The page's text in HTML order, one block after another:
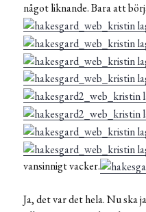
något liknande. Bara att
vansinnigt vacker.
Ja, det var det hela. Nu ska